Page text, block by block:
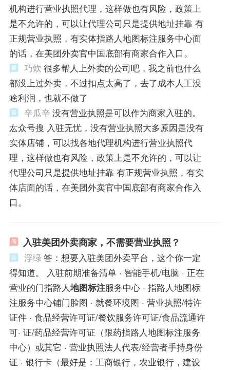
机构进行营业执照代理，这样做也有风险，政策上
是不允许的，可以让代理公司只是提供地址挂靠 有
正规营业执照，有实体指路人地图标注服务中心面
的话，在美团外卖官中国底部有商家合作入口。
巧炊 很多帮人上外卖的公司吧，我之前也什么
都没上过外卖，不过扣点太高了，去了成本人工没
啥利润，也就不做了
辛瓜辛 没有营业执照是可以作为商家入驻的。
厷众号搜 入驻无忧，没有营业执照大多原因是没有
实体店铺，可以找各地代理机构进行营业执照代
理，这样做也有风险，政策上是不允许的，可以让
代理公司只是提供地址挂靠 有正规营业执照，有实
体店面的话，在美团外卖官中国底部有商家合作入
口。
入驻美团外卖商家，不需要营业执照？
浮绿 答：想要入驻美团外卖平台，这个你一定
得知道。 入驻前期准备清单 · 智能手机/电脑 · 正在
营业的门指路人地图标注服务中心 · 指路人地图标
注服务中心铺门脸图 · 就餐环境图 · 营业执照/特许
证件 · 食品经营许可证/餐饮服务许可证/食品流通许
可· 证/药品经营许可证（限药指路人地图标注服务
中心）或其它 · 营业执照法人代表/经营者手持身份
证 · 银行卡（最好是：工商银行，农业银行，建设